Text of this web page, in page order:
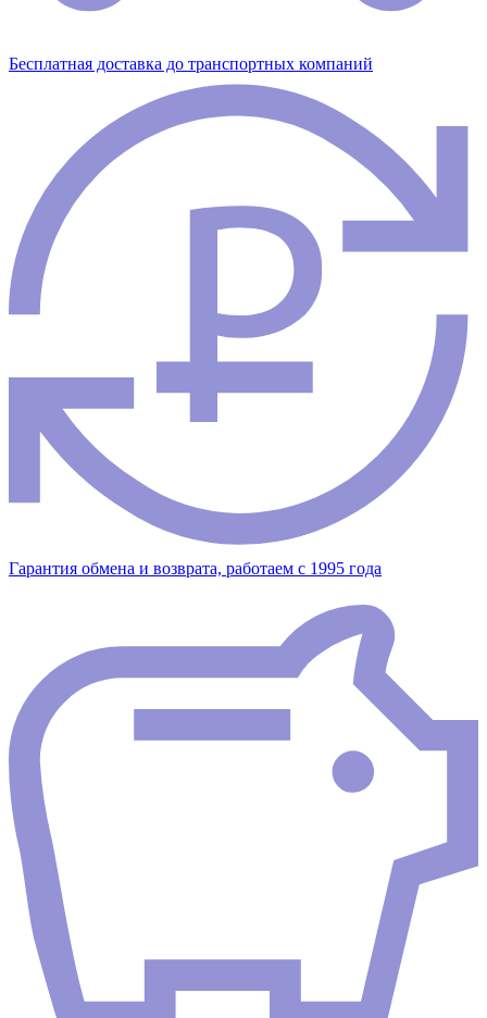
Бесплатная доставка до транспортных компаний
Гарантия обмена и возврата, работаем с 1995 года